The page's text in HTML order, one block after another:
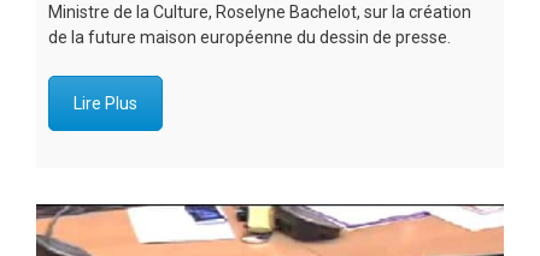
Ministre de la Culture, Roselyne Bachelot, sur la création
de la future maison européenne du dessin de presse.
Lire Plus